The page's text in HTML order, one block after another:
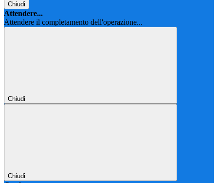
Chiudi
Attendere...
Attendere il completamento dell'operazione...
Chiudi
Chiudi